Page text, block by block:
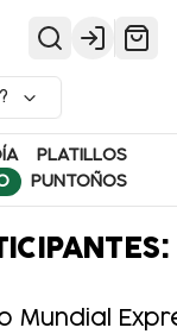
Login
PLATILLOS
PUNTOÑOS
Mundial